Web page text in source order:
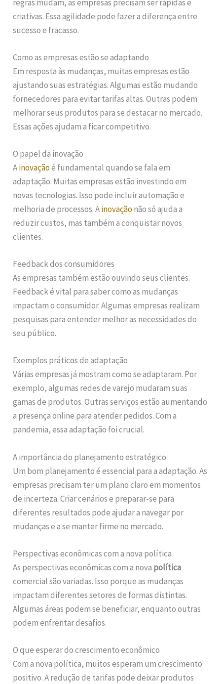
regras mudam, as empresas precisam ser rápidas e
criativas. Essa agilidade pode fazer a diferença entre
sucesso e fracasso.
Como as empresas estão se adaptando
Em resposta às mudanças, muitas empresas estão
ajustando suas estratégias. Algumas estão mudando
fornecedores para evitar tarifas altas. Outras podem
melhorar seus produtos para se destacar no mercado.
Essas ações ajudam a ficar competitivo.
O papel da inovação
Ainovaçãoé fundamental quando se fala em
adaptação. Muitas empresas estão investindo em
novas tecnologias. Isso pode incluir automação e
melhoria de processos. Ainovaçãonão só ajuda a
reduzir custos, mas também a conquistar novos
clientes.
Feedback dos consumidores
As empresas também estão ouvindo seus clientes.
Feedback é vital para saber como as mudanças
impactam o consumidor. Algumas empresas realizam
pesquisas para entender melhor as necessidades do
seu público.
Exemplos práticos de adaptação
Várias empresas já mostram como se adaptaram. Por
exemplo, algumas redes de varejo mudaram suas
gamas de produtos. Outras serviços estão aumentando
a presença online para atender pedidos. Com a
pandemia, essa adaptação foi crucial.
A importância do planejamento estratégico
Um bom planejamento é essencial para a adaptação. As
empresas precisam ter um plano claro em momentos
de incerteza. Criar cenários e preparar-se para
diferentes resultados pode ajudar a navegar por
mudanças e a se manter firme no mercado.
Perspectivas econômicas com a nova política
As perspectivas econômicas com a nova política
comercial são variadas. Isso porque as mudanças
impactam diferentes setores de formas distintas.
Algumas áreas podem se beneficiar, enquanto outras
podem enfrentar desafios.
O que esperar do crescimento econômico
Com a nova política, muitos esperam um crescimento
positivo. A redução de tarifas pode deixar produtos